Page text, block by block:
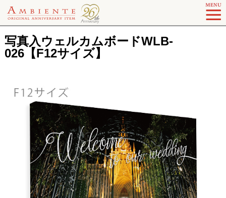
写真入ウェルカムボードWLB-
026【F12サイズ】